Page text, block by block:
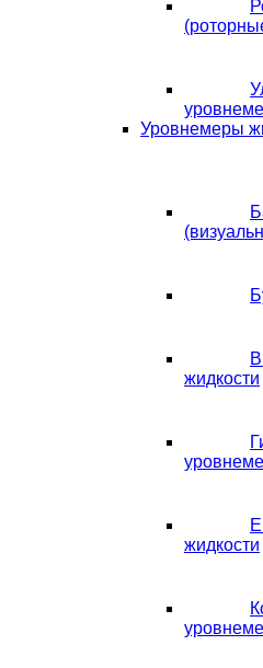
Уровнемеры
жидкости
жидкости